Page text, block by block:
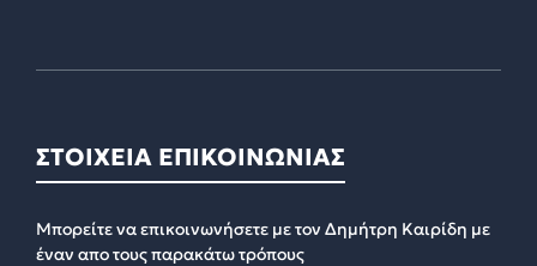
ΣΤΟΙΧΕΙΑ ΕΠΙΚΟΙΝΩΝΙΑΣ
Μπορείτε να επικοινωνήσετε με τον Δημήτρη Καιρίδη με
έναν απο τους παρακάτω τρόπους